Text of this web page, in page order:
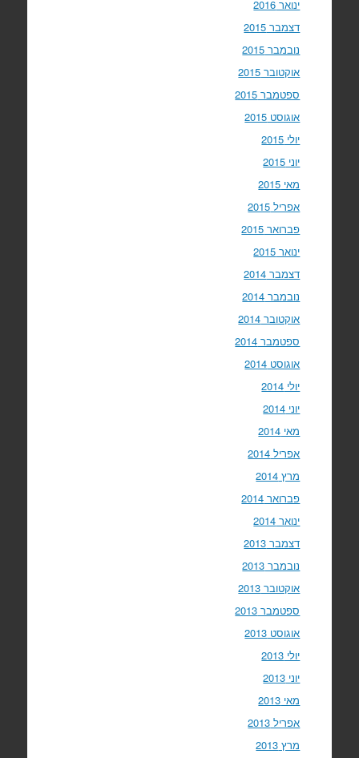
ינואר 2016
דצמבר 2015
נובמבר 2015
אוקטובר 2015
ספטמבר 2015
אוגוסט 2015
יולי 2015
יוני 2015
מאי 2015
אפריל 2015
פברואר 2015
ינואר 2015
דצמבר 2014
נובמבר 2014
אוקטובר 2014
ספטמבר 2014
אוגוסט 2014
יולי 2014
יוני 2014
מאי 2014
אפריל 2014
מרץ 2014
פברואר 2014
ינואר 2014
דצמבר 2013
נובמבר 2013
אוקטובר 2013
ספטמבר 2013
אוגוסט 2013
יולי 2013
יוני 2013
מאי 2013
אפריל 2013
מרץ 2013